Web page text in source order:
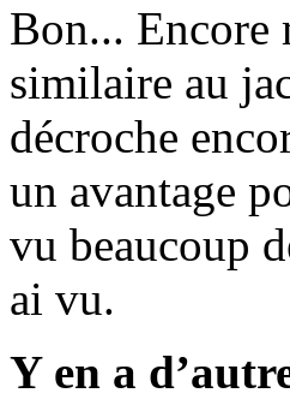
Bon... Encore
similaire au
décroche
un avantage
vu beaucoup
ai vu.
Y en a